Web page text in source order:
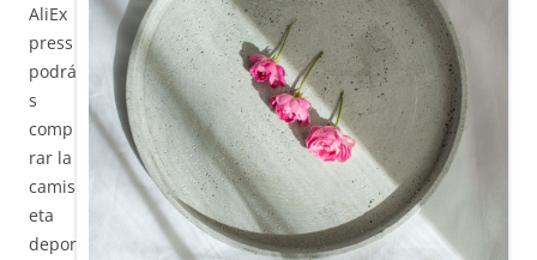
AliEx
press
podrá
s
comp
rar la
camis
eta
depor